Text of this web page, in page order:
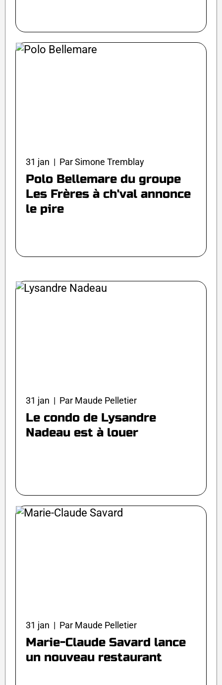
31 jan | Par Simone Tremblay
Polo Bellemare du groupe
Les Frères à ch'val annonce
le pire
31 jan | Par Maude Pelletier
Le condo de Lysandre
Nadeau est à louer
31 jan | Par Maude Pelletier
Marie-Claude Savard lance
un nouveau restaurant